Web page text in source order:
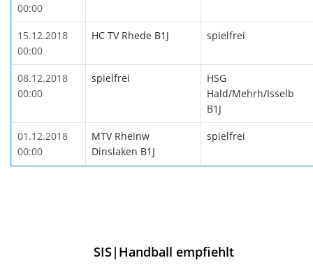
00:00
15.12.2018
00:00
HC TV Rhede B1J spielfrei
08.12.2018
00:00
spielfrei
HSG
Hald/Mehrh/Isselb
B1J
01.12.2018
00:00
MTV Rheinw
Dinslaken B1J
spielfrei
SIS|Handball empfiehlt